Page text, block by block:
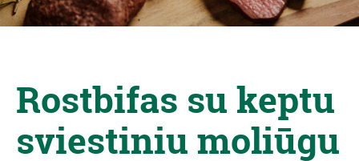
Rostbifas su keptu
sviestiniu moliūgu